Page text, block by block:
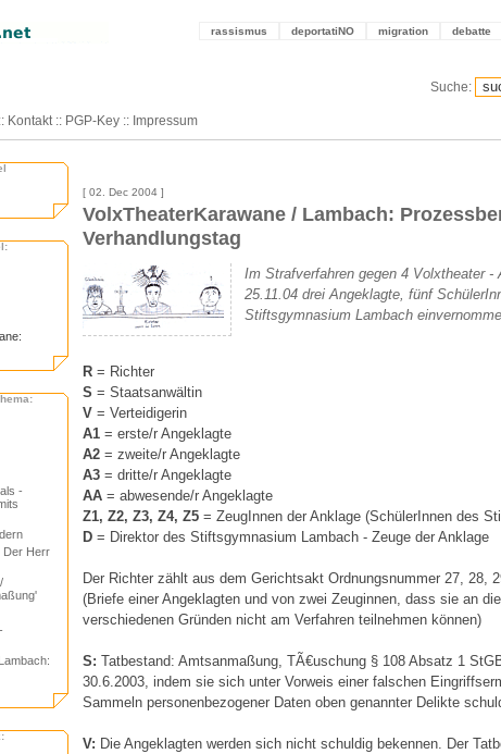
rassismus deportatiNO migration debatte
:: Kontakt :: PGP-Key :: Impressum
Suche:
-
Der Herr
[ 02. Dec 2004 ]
VolxTheaterKarawane / Lambach:
Verhandlungstag
Im Strafverfahren gegen 4 Volxtheater -
25.11.04 drei Angeklagte, fünf
Stiftsgymnasium Lambach
R = Richter
S = Staatsanwältin
V = Verteidigerin
A1 = erste/r Angeklagte
A2 = zweite/r Angeklagte
A3 = dritte/r Angeklagte
AA = abwesende/r Angeklagte
Z1, Z2, Z3, Z4, Z5 = ZeugInnen der Anklage (SchülerInnen des
D = Direktor des Stiftsgymnasium Lambach - Zeuge der Anklage
Der Richter zählt aus dem Gerichtsakt Ordnungsnummer 27, 28,
(Briefe einer Angeklagten und von zwei Zeuginnen, dass sie an
verschiedenen Gründen nicht am Verfahren teilnehmen können)
S: Tatbestand: Amtsanmaßung, TÃ€uschung § 108 Absatz 1
30.6.2003, indem sie sich unter Vorweis einer falschen
Sammeln personenbezogener Daten oben genannter Delikte
V: Die Angeklagten werden sich nicht schuldig bekennen. Der